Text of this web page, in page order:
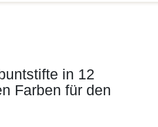
in 12
Farben für den